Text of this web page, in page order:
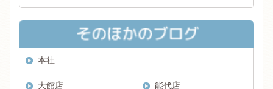
本社
大館店 能代店